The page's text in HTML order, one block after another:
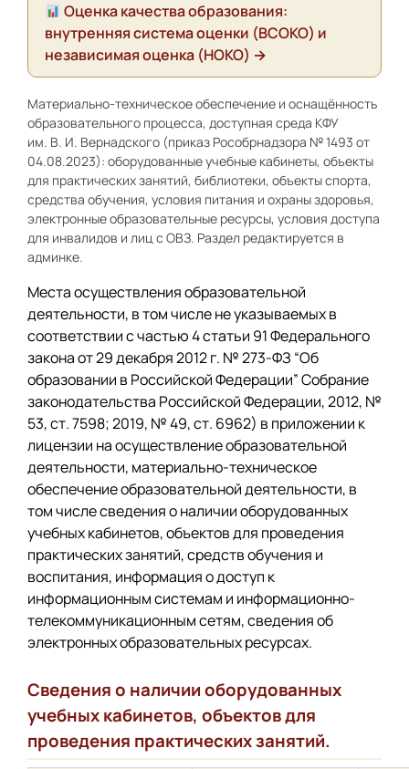
Оценка качества образования:
внутренняя система оценки (ВСОКО) и
независимая оценка (НОКО) →
Материально-техническое обеспечение и оснащённость
образовательного процесса, доступная среда КФУ
им. В. И. Вернадского (приказ Рособрнадзора № 1493 от
04.08.2023): оборудованные учебные кабинеты, объекты
для практических занятий, библиотеки, объекты спорта,
средства обучения, условия питания и охраны здоровья,
электронные образовательные ресурсы, условия доступа
для инвалидов и лиц с ОВЗ. Раздел редактируется в
админке.
Места осуществления образовательной
деятельности, в том числе не указываемых в
соответствии с частью 4 статьи 91 Федерального
закона от 29 декабря 2012 г. № 273-ФЗ “Об
образовании в Российской Федерации” Собрание
законодательства Российской Федерации, 2012, №
53, ст. 7598; 2019, № 49, ст. 6962) в приложении к
лицензии на осуществление образовательной
деятельности, материально-техническое
обеспечение образовательной деятельности, в
том числе сведения о наличии оборудованных
учебных кабинетов, объектов для проведения
практических занятий, средств обучения и
воспитания, информация о доступ к
информационным системам и информационно-
телекоммуникационным сетям, сведения об
электронных образовательных ресурсах.
Сведения о наличии оборудованных
учебных кабинетов, объектов для
проведения практических занятий.